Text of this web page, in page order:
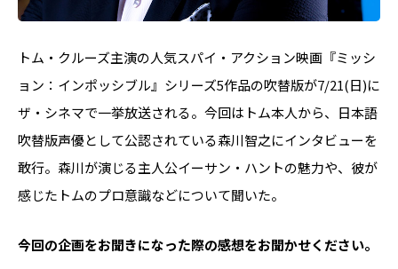
トム・クルーズ主演の人気スパイ・アクション映画『ミッシ
ョン：インポッシブル』シリーズ5作品の吹替版が7/21(日)に
ザ・シネマで一挙放送される。今回はトム本人から、日本語
吹替版声優として公認されている森川智之にインタビューを
敢行。森川が演じる主人公イーサン・ハントの魅力や、彼が
感じたトムのプロ意識などについて聞いた。
――今回の企画をお聞きになった際の感想をお聞かせください。